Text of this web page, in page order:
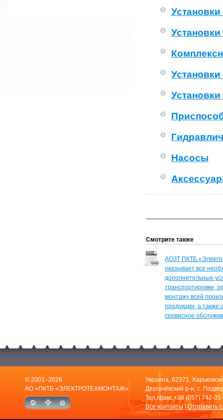
Насосы
Смотрите также
АОЗТ ПКТБ
оказывает все
дополнительные
транспортировке,
монтажу всей
продукции, а также
сервисное
© 2001–2026
АО «ПКТБ «ЭЛЕКТРОТЕХМОНТАЖ»
Украина, 62371,
Дергачёвский р-н, с.
Тел./факс+38 (057) 742-
Все контакты| Отправить